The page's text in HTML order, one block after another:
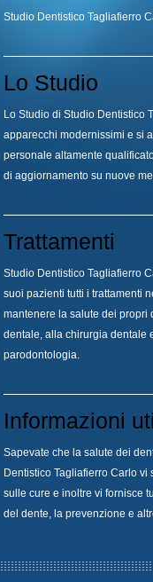
Studio Dentistico Tagliafierro
Lo Studio
Lo Studio di Studio Dentistico
apparecchi modernissimi e si
personale altamente
di aggiornamento su nuove
Trattamenti
Studio Dentistico Tagliafierro
suoi pazienti tutti i trattamenti
mantenere la salute dei propri
dentale, alla chirurgia dentale
parodontologia.
Informazioni
Sapevate che la salute dei
Dentistico Tagliafierro Carlo
sulle cure e inoltre vi fornisce
del dente, la prevenzione e